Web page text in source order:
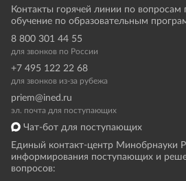
Контакты горячей линии по вопросам
обучение по образовательным
8 800 301 44 55
для звонков по России
+7 495 122 22 68
для звонков из-за рубежа
priem@ined.ru
эл. почта для поступающих
Чат-бот для поступающих
Единый контакт-центр Минобрнауки
информирования поступающих и
вопросов: